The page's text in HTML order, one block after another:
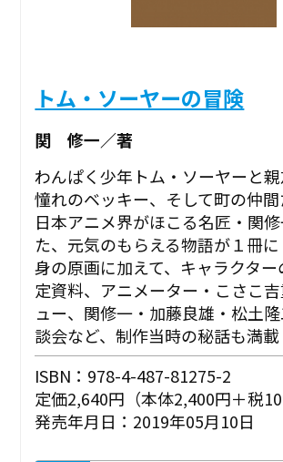
トム・ソーヤーの冒険
関 修一／著
わんぱく少年トム・ソーヤーと
憧れのベッキー、そして町の仲
日本アニメ界がほこる名匠・関
た、元気のもらえる物語が１冊
身の原画に加えて、キャラクタ
定資料、アニメーター・こさこ
ュー、関修一・加藤良雄・松土
談会など、制作当時の秘話も満載
ISBN：978-4-487-81275-2
定価2,640円（本体2,400円＋税
発売年月日：2019年05月10日